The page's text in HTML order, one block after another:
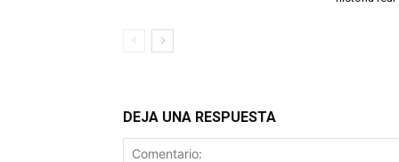
DEJA UNA RESPUESTA